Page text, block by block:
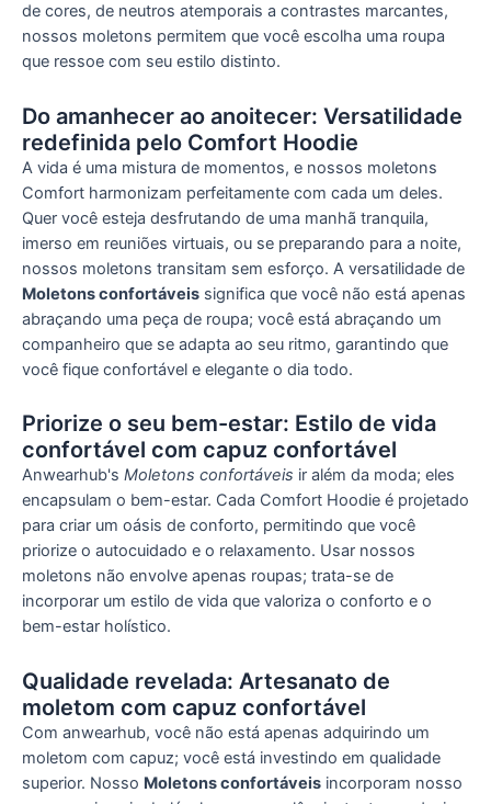
de cores, de neutros atemporais a contrastes marcantes,
nossos moletons permitem que você escolha uma roupa
que ressoe com seu estilo distinto.
Do amanhecer ao anoitecer: Versatilidade
redefinida pelo Comfort Hoodie
A vida é uma mistura de momentos, e nossos moletons
Comfort harmonizam perfeitamente com cada um deles.
Quer você esteja desfrutando de uma manhã tranquila,
imerso em reuniões virtuais, ou se preparando para a noite,
nossos moletons transitam sem esforço. A versatilidade de
Moletons confortáveis significa que você não está apenas
abraçando uma peça de roupa; você está abraçando um
companheiro que se adapta ao seu ritmo, garantindo que
você fique confortável e elegante o dia todo.
Priorize o seu bem-estar: Estilo de vida
confortável com capuz confortável
Anwearhub's Moletons confortáveis ir além da moda; eles
encapsulam o bem-estar. Cada Comfort Hoodie é projetado
para criar um oásis de conforto, permitindo que você
priorize o autocuidado e o relaxamento. Usar nossos
moletons não envolve apenas roupas; trata-se de
incorporar um estilo de vida que valoriza o conforto e o
bem-estar holístico.
Qualidade revelada: Artesanato de
moletom com capuz confortável
Com anwearhub, você não está apenas adquirindo um
moletom com capuz; você está investindo em qualidade
superior. Nosso Moletons confortáveis incorporam nosso